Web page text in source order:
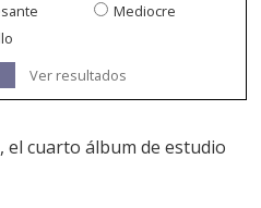
Mediocre
Ver resultados
el cuarto álbum de estudio